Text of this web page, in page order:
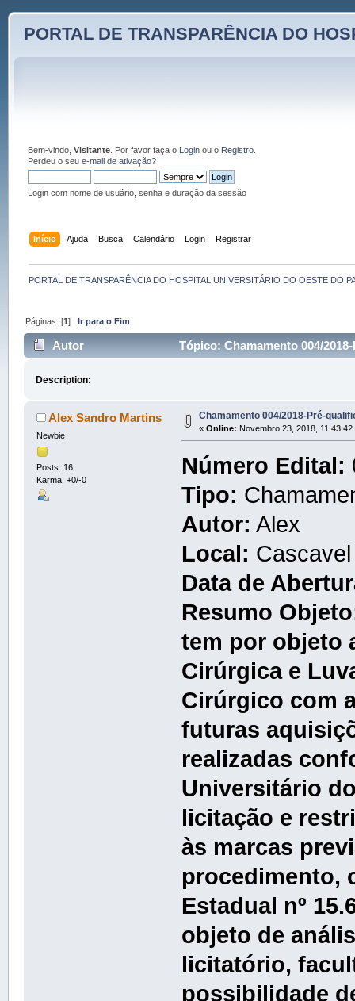
PORTAL DE TRANSPARÊNCIA DO
Bem-vindo, Visitante. Por favor faça o Loginou o Registro.
Perdeu o seu e-mail de ativação?
Login com nome de usuário, senha e duração da sessão
Início Ajuda Busca Calendário Login Registrar
PORTAL DE TRANSPARÊNCIA DO HOSPITAL UNIVERSITÁRIO DO OESTE DO
Páginas: [1]Ir para o Fim
Autor Tópico: Chamamento 004/
Description:
Alex Sandro Martins
Newbie
Posts: 16
Karma: +0/-0
Chamamento 004/2018-Pré-
« Online: Novembro 23, 2018, 11:43:42
Número Edital:
Tipo:
Autor: Alex
Local: Cascavel
Data de
Resumo
tem por objeto
Cirúrgica e
Cirúrgico com
futuras
realizadas
Universitário
licitação e
às marcas
procedimento,
Estadual nº
objeto de
licitatório,
possibilidade